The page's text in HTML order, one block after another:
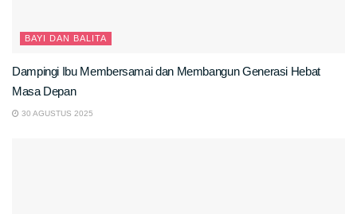
BAYI DAN BALITA
Dampingi Ibu Membersamai dan Membangun Generasi Hebat
Masa Depan
30 AGUSTUS 2025